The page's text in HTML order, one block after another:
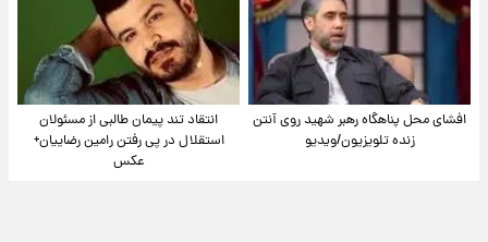
افشای محل پناهگاه‌ رهبر شهید روی آنتن
زنده تلویزیون/ویدیو
انتقاد تند پیمان طالبی از مسئولان
استقلال در پی رفتن رامین رضاییان+
عکس